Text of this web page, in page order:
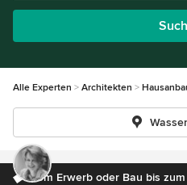
Alle Experten Architekten
Vom Erwerb oder Bau bis